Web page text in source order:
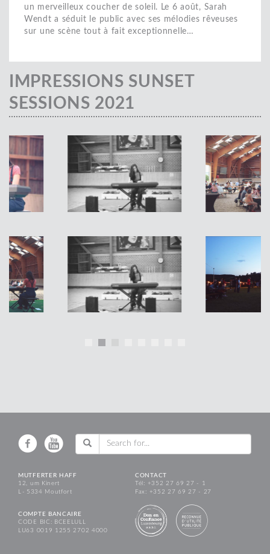
un merveilleux coucher de soleil. Le 6 août, Sarah
Wendt a séduit le public avec ses mélodies rêveuses
sur une scène tout à fait exceptionnelle…
IMPRESSIONS SUNSET
SESSIONS 2021
MUTFERTER HAFF
12, um Kinert
L - 5334 Moutfort
CONTACT
Tél: +352 27 69 27 - 1
Fax: +352 27 69 27 - 27
COMPTE BANCAIRE
CODE BIC: BCEELULL
LU63 0019 1255 2702 4000